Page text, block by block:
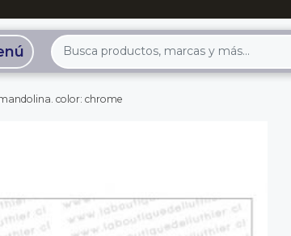
color: chrome